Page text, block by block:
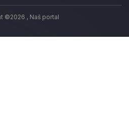
©2026 , Naš portal